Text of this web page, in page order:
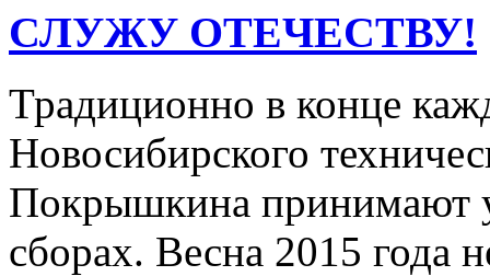
СЛУЖУ ОТЕЧЕСТВУ!
Традиционно в конце
Новосибирского
Покрышкина принимают
сборах. Весна 2015 года